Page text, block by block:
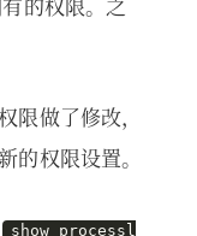
做了修改，
权限设置。
show processl